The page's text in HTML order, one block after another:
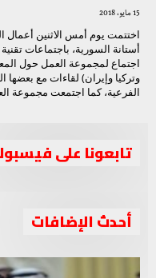
15 مايو، 2018
اختتمت يوم أمس الاثنين أعمال
أستانة السورية، باجتماعات
اجتماع لمجموعة العمل حول
وتركيا وإيران) لقاءات مع
الفرعية، كما اجتمعت مجموعة
تابعونا على
أحدث الإضافات